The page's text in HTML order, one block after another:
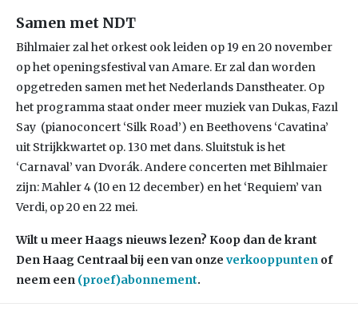
Samen met NDT
Bihlmaier zal het orkest ook leiden op 19 en 20 november
op het openingsfestival van Amare. Er zal dan worden
opgetreden samen met het Nederlands Danstheater. Op
het programma staat onder meer muziek van Dukas, Fazıl
Say (pianoconcert ‘Silk Road’) en Beethovens ‘Cavatina’
uit Strijkkwartet op. 130 met dans. Sluitstuk is het
‘Carnaval’ van Dvorák. Andere concerten met Bihlmaier
zijn: Mahler 4 (10 en 12 december) en het ‘Requiem’ van
Verdi, op 20 en 22 mei.
Wilt u meer Haags nieuws lezen? Koop dan de krant
Den Haag Centraal bij een van onze verkooppunten of
neem een (proef)abonnement.